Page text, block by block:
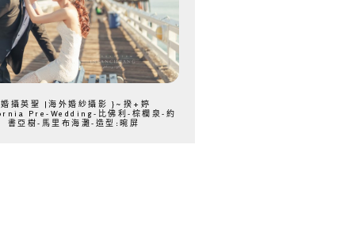
攝英聖 |海外婚紗攝影 }~揆+婷
Pre-Wedding-比佛利-棕櫚泉-約
書亞樹-馬里布海灘-造型:晼屏